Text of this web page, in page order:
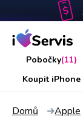
Pobočky(11)
Koupit iPhone
Domů Apple